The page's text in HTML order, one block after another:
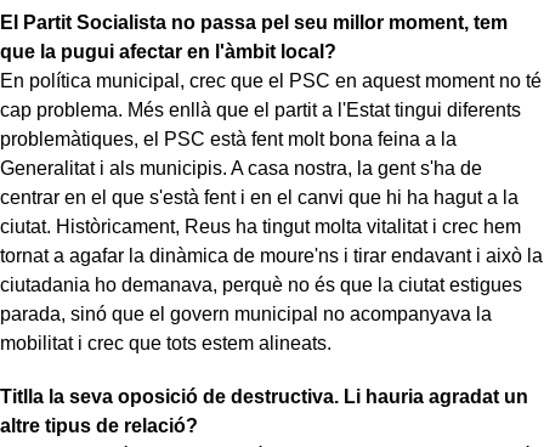
El Partit Socialista no passa pel seu millor moment, tem
que la pugui afectar en l'àmbit local?
En política municipal, crec que el PSC en aquest moment no té
cap problema. Més enllà que el partit a l'Estat tingui diferents
problemàtiques, el PSC està fent molt bona feina a la
Generalitat i als municipis. A casa nostra, la gent s'ha de
centrar en el que s'està fent i en el canvi que hi ha hagut a la
ciutat. Històricament, Reus ha tingut molta vitalitat i crec hem
tornat a agafar la dinàmica de moure'ns i tirar endavant i això la
ciutadania ho demanava, perquè no és que la ciutat estigues
parada, sinó que el govern municipal no acompanyava la
mobilitat i crec que tots estem alineats.
Titlla la seva oposició de destructiva. Li hauria agradat un
altre tipus de relació?